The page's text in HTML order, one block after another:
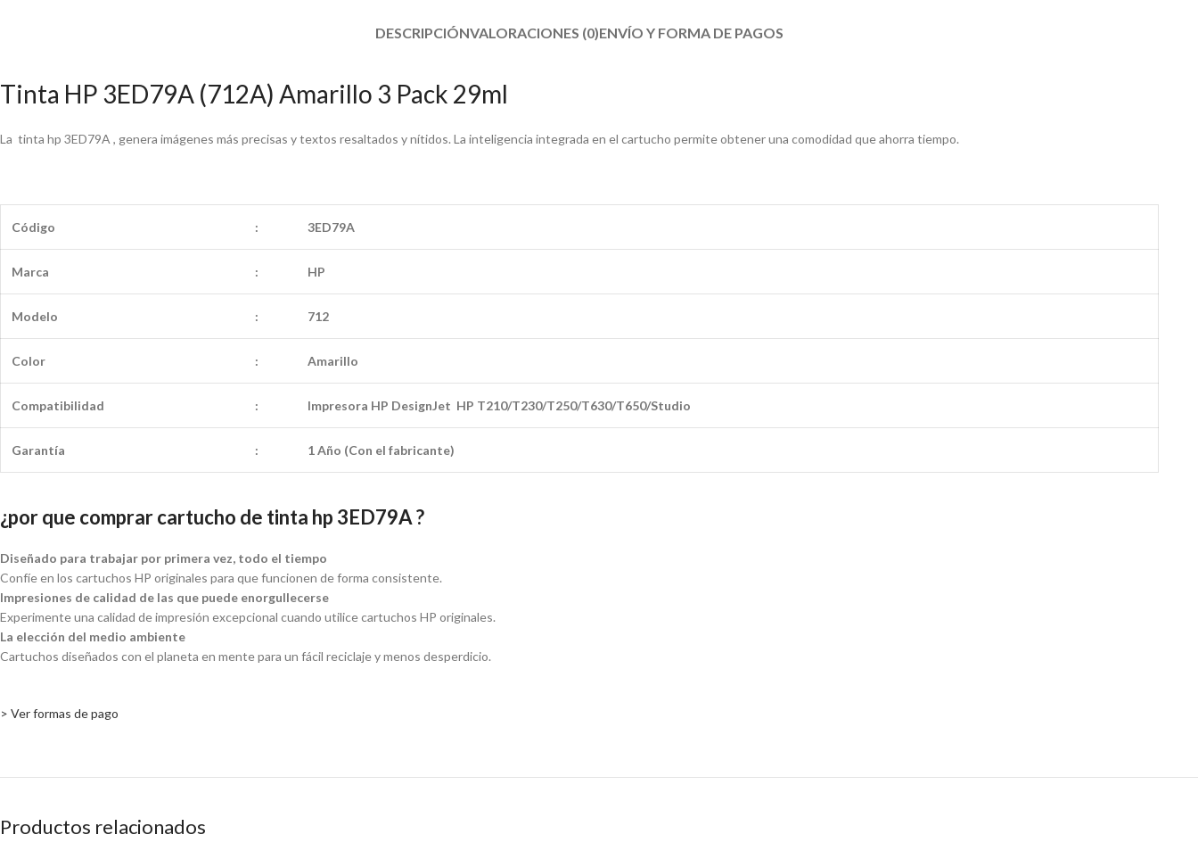
DESCRIPCIÓNVALORACIONES (0)ENVÍO Y FORMA DE PAGOS​
Tinta HP 3ED79A (712A) Amarillo 3 Pack 29ml
La tinta hp 3ED79A , genera imágenes más precisas y textos resaltados y nítidos. La inteligencia integrada en el cartucho permite obtener una comodidad que ahorra tiempo.
Código : 3ED79A
Marca : HP
Modelo : 712
Color : Amarillo
Compatibilidad : Impresora HP DesignJet HP T210/T230/T250/T630/T650/Studio
Garantía : 1 Año (Con el fabricante)
¿por que comprar cartucho de tinta hp 3ED79A ?
Diseñado para trabajar por primera vez, todo el tiempo
Confíe en los cartuchos HP originales para que funcionen de forma consistente.
Impresiones de calidad de las que puede enorgullecerse
Experimente una calidad de impresión excepcional cuando utilice cartuchos HP originales.
La elección del medio ambiente
Cartuchos diseñados con el planeta en mente para un fácil reciclaje y menos desperdicio.
> Ver formas de pago
Productos relacionados